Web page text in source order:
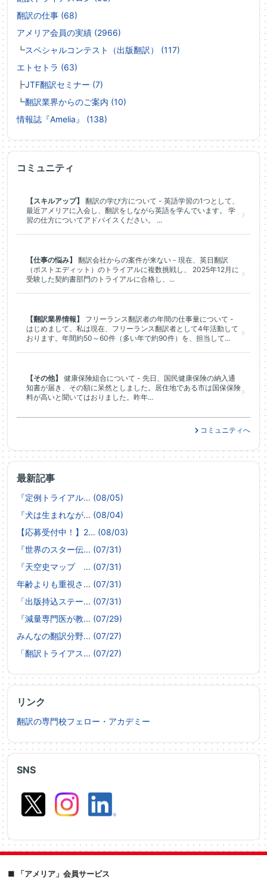
SNS
翻訳の仕事 (68)
アメリア会員の実績 (2966)
┗スペシャルコンテスト（出版翻訳） (117)
エトセトラ (63)
┣JTF翻訳セミナー (7)
┗翻訳業界からのご案内 (10)
情報誌『Amelia』 (138)
最新記事
『定例トライアル... (08/05)
『犬は生まれなが... (08/04)
【応募受付中！】2... (08/03)
『世界のスター伝... (07/31)
『天空史マップ ... (07/31)
年齢よりも重視さ... (07/31)
「出版持込ステー... (07/31)
『減量専門医が教... (07/29)
みんなの翻訳分野... (07/27)
「翻訳トライアス... (07/27)
リンク
翻訳の専門校フェロー・アカデミー
コミュニティ
【スキルアップ】
翻訳の学び方について - 英語学習の1つとして、
最近アメリアに入会し、翻訳をしながら英語を学んでいます。 学
習の仕方についてアドバイスください。 ...
【仕事の悩み】
翻訳会社からの案件が来ない - 現在、英日翻訳
（ポストエディット）のトライアルに複数挑戦し、 2025年12月に
受験した契約書部門のトライアルに合格し、...
【翻訳業界情報】
フリーランス翻訳者の年間の仕事量について -
はじめまして。私は現在、フリーランス翻訳者として4年活動して
おります。年間約50～60件（多い年で約90件）を、担当して...
【その他】
健康保険組合について - 先日、国民健康保険の納入通
知書が届き、その額に呆然としました。居住地である市は国保保険
料が高いと聞いてはおりました。昨年...
コミュニティへ
■ 「アメリア」会員サービス